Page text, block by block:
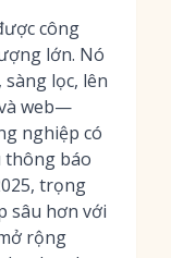
công
lớn. Nó
lọc, lên
web—
nghiệp có
thông báo
trọng
sâu hơn với
rộng